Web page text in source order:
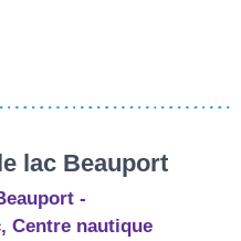
lac Beauport
-
Centre nautique